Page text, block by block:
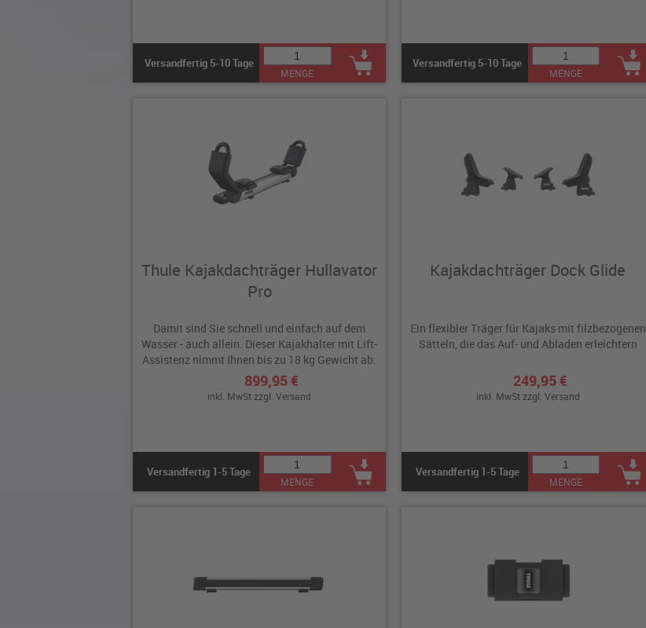
Versandfertig 5-10 Tage
MENGE
Versandfertig 5-10 Tage
MENGE
Thule Kajakdachträger Hullavator
Pro
Damit sind Sie schnell und einfach auf dem
Wasser - auch allein. Dieser Kajakhalter mit Lift-
Assistenz nimmt Ihnen bis zu 18 kg Gewicht ab.
899,95 €
inkl. MwSt zzgl.Versand
Versandfertig 1-5 Tage
MENGE
Kajakdachträger Dock Glide
Ein flexibler Träger für Kajaks mit filzbezogenen
Sätteln, die das Auf- und Abladen erleichtern
249,95 €
inkl. MwSt zzgl. Versand
Versandfertig 1-5 Tage
MENGE